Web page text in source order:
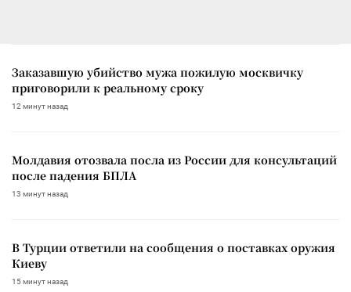
Заказавшую убийство мужа пожилую москвичку
приговорили к реальному сроку
12 минут назад
Молдавия отозвала посла из России для консультаций
после падения БПЛА
13 минут назад
В Турции ответили на сообщения о поставках оружия
Киеву
15 минут назад